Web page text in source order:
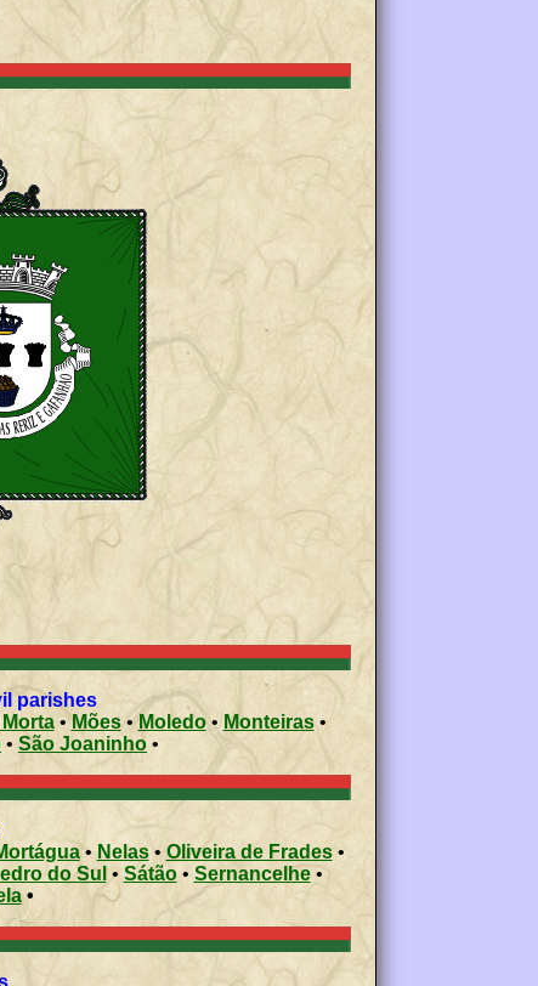
parishes
Morta•Mões•Moledo•Monteiras•
• São Joaninho •
• Nelas• Oliveira de Frades•
do Sul • Sátão• Sernancelhe•
•